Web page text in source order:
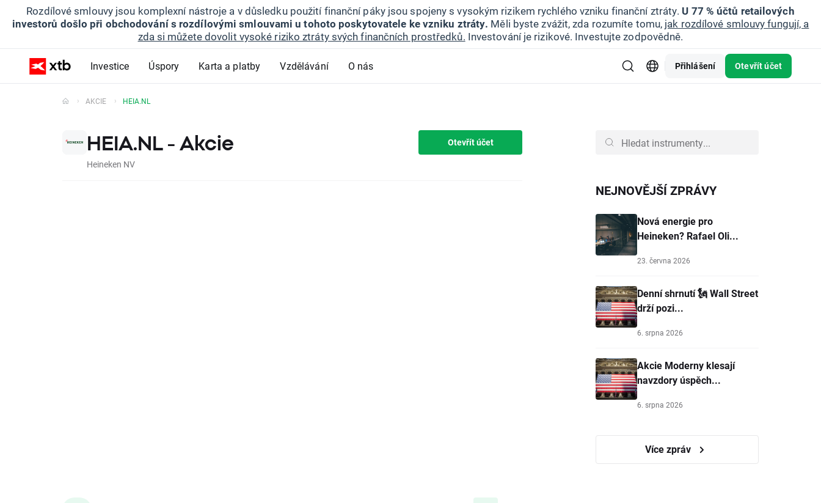
Rozdílové smlouvy jsou komplexní nástroje a v důsledku použití finanční páky jsou spojeny s vysokým rizikem rychlého vzniku finanční ztráty. U 77 % účtů retailových
investorů došlo při obchodování s rozdílovými smlouvami u tohoto poskytovatele ke vzniku ztráty. Měli byste zvážit, zda rozumíte tomu, jak rozdílové smlouvy fungují, a
zda si můžete dovolit vysoké riziko ztráty svých finančních prostředků. Investování je rizikové. Investujte zodpovědně.
Investice Úspory Karta a platby Vzdělávání O nás Přihlášení Otevřít účet
AKCIE HEIA.NL
HEIA.NL - Akcie
Heineken NV
Otevřít účet
NEJNOVĚJŠÍ ZPRÁVY
Nová energie pro
Heineken? Rafael Oli...
23. června 2026
Denní shrnutí 🗽 Wall Street
drží pozi...
6. srpna 2026
Akcie Moderny klesají
navzdory úspěch...
6. srpna 2026
Více zpráv